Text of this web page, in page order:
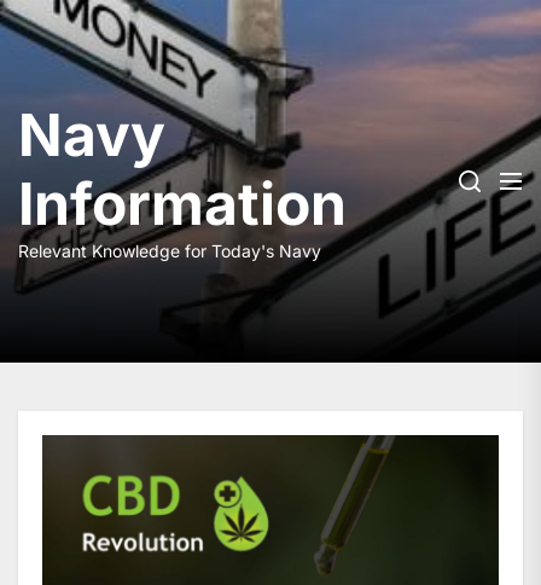
Skip
to
Navy
Information
Relevant Knowledge for Today's Navy